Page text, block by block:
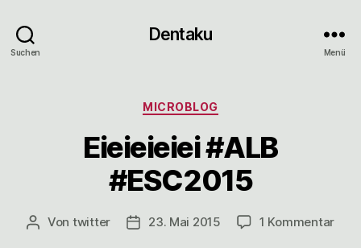
Suchen
Dentaku
Menü
Kategorien
MICROBLOG
Eieieieiei #ALB
#ESC2015
Beitragsautor
Von twitter Veröffentlichungsdatum
23. Mai 2015 1 Kommentarzu